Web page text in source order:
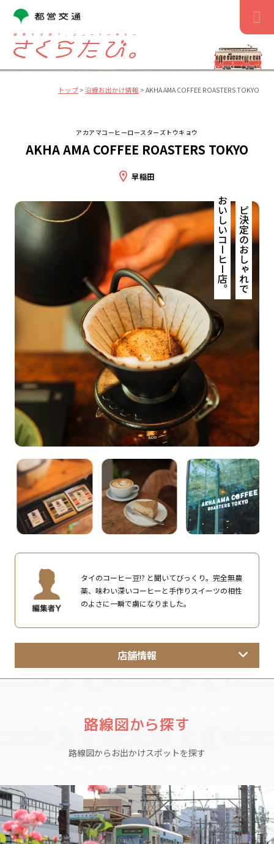
へ
トップ > 沿線お出かけ情報 > AKHA AMA COFFEE ROASTERS TOKYO
アカアマコーヒーロースターズトウキョウ
AKHA AMA COFFEE ROASTERS TOKYO
早稲田
リピ決定のおしゃれで
おいしいコーヒー店。
タイのコーヒー豆!? と聞いてびっくり。完全無農
薬、味わい深いコーヒーと手作りスイーツの相性
のよさに一瞬で虜になりました。
店舗情報
路線図から探す
路線図からお出かけスポットを探す